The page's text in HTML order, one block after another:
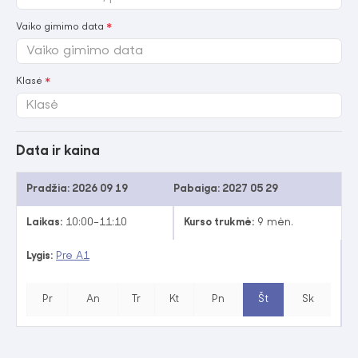
Vaiko gimimo data
Klasė
Data ir kaina
Pradžia: 2026 09 19 Pabaiga: 2027 05 29
Laikas: 10:00–11:10 Kurso trukmė: 9 mėn.
Lygis: Pre A1
Pr An Tr Kt Pn Št Sk